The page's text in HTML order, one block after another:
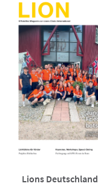
Lions Deutschland